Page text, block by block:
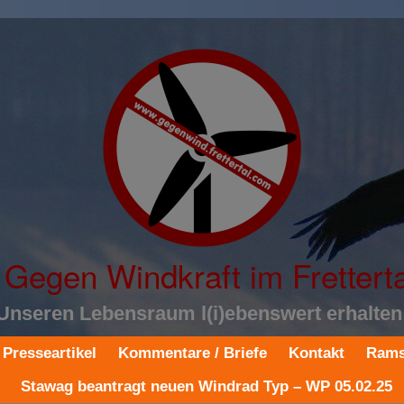
Gegen Windkraft im
Lebensraum l(i)ebenswert
Presseartikel Kommentare / Briefe Kontakt
Stawag beantragt neuen Windrad Typ – WP 05.02.25